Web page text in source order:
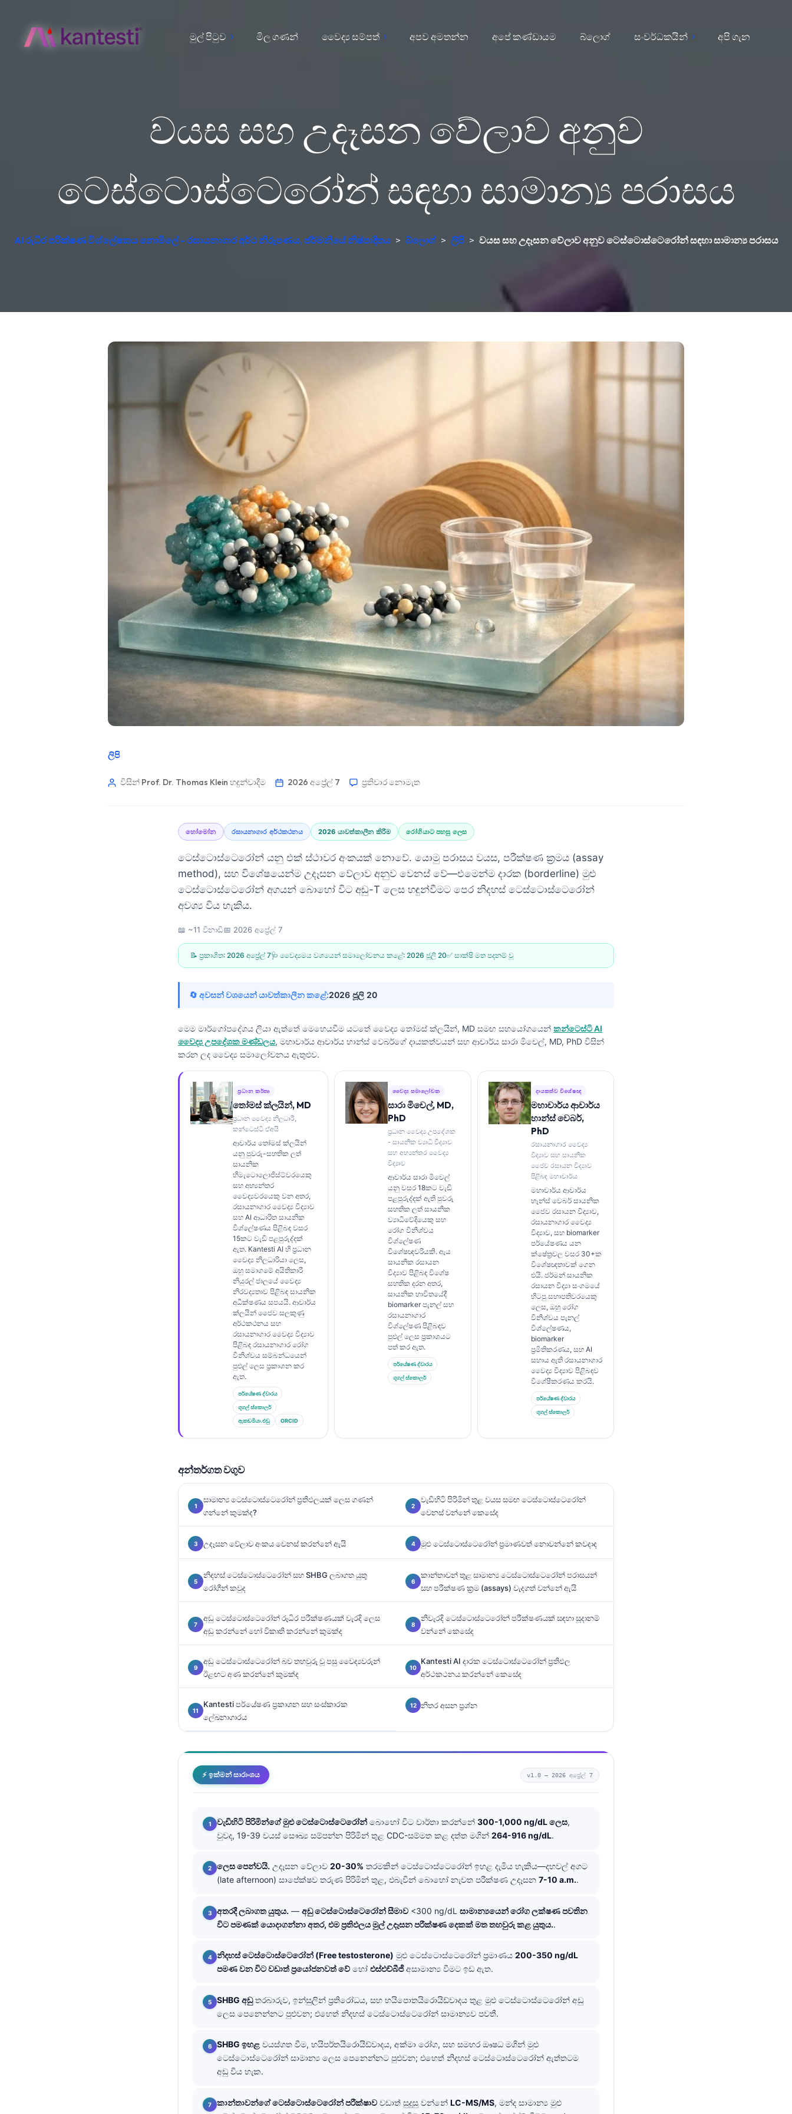
මුල් පිටුව මිල ගණන් වෛද්‍ය සම්පත් අපව අමතන්න අපේ කණ්ඩායම බ්ලොග් සංවර්ධකයින් අපි ගැන
වයස සහ උදෑසන වේලාව අනුව
ටෙස්ටොස්ටෙරෝන් සඳහා සාමාන්‍ය පරාසය
AI රුධිර පරීක්ෂණ විශ්ලේෂකය නොමිලේ - රසායනාගාර අර්ථ නිරූපණය, ජර්මනියේ නිෂ්පාදිතය > බ්ලොග් > ලිපි > වයස සහ උදෑසන වේලාව අනුව ටෙස්ටොස්ටෙරෝන් සඳහා සාමාන්‍ය පරාසය
ලිපි
විසින් Prof. Dr. Thomas Klein හඳුන්වාදීම 2026 අප්‍රේල් 7 ප්‍රතිචාර නොමැත
හෝමෝන රසායනාගාර අර්ථකථනය 2026 යාවත්කාලීන කිරීම රෝගියාට පහසු ලෙස
ටෙස්ටොස්ටෙරෝන් යනු එක් ස්ථාවර අංකයක් නොවේ. යොමු පරාසය වයස, පරීක්ෂණ ක්‍රමය (assay
method), සහ විශේෂයෙන්ම උදෑසන වේලාව අනුව වෙනස් වේ—එමෙන්ම දාරක (borderline) මුළු
ටෙස්ටොස්ටෙරෝන් අගයන් බොහෝ විට අඩු-T ලෙස හඳුන්වීමට පෙර නිදහස් ටෙස්ටොස්ටෙරෝන්
අවශ්‍ය විය හැකිය.
📖 ~11 විනාඩි📅 2026 අප්‍රේල් 7
📝 ප්‍රකාශිත: 2026 අප්‍රේල් 7🩺 වෛද්‍යමය වශයෙන් සමාලෝචනය කළේ: 2026 ජූලි 20✅ සාක්ෂි මත පදනම් වූ
🔄 අවසන් වශයෙන් යාවත්කාලීන කළේ:2026 ජූලි 20
මෙම මාර්ගෝපදේශය ලියා ඇත්තේ මෙහෙයවීම යටතේ වෛද්‍ය තෝමස් ක්ලයින්, MD සමඟ සහයෝගයෙන් කන්ටෙස්ටි AI
වෛද්‍ය උපදේශක මණ්ඩලය, මහාචාර්ය ආචාර්ය හාන්ස් වෙබර්ගේ දායකත්වයන් සහ ආචාර්ය සාරා මිචෙල්, MD, PhD විසින්
කරන ලද වෛද්‍ය සමාලෝචනය ඇතුළුව.
ප්‍රධාන කර්තෘ
තෝමස් ක්ලයින්, MD
ප්‍රධාන වෛද්‍ය නිලධාරී,
කන්ටෙස්ටි ඒඅයි
ආචාර්ය තෝමස් ක්ලයින්
යනු පුවරු-සහතික ලත්
සායනික
හීමැටොලොජිස්ට්වරයෙකු
සහ අභ්‍යන්තර
වෛද්‍යවරයෙකු වන අතර,
රසායනාගාර වෛද්‍ය විද්‍යාව
සහ AI ආධාරිත සායනික
විශ්ලේෂණය පිළිබඳ වසර
15කට වැඩි පළපුරුද්දක්
ඇත. Kantesti AI හි ප්‍රධාන
වෛද්‍ය නිලධාරියා ලෙස,
ඔහු සමාගමේ අයිතිකාරී
නියුරල් ජාලයේ වෛද්‍ය
නිරවද්‍යතාව පිළිබඳ සායනික
අධීක්ෂණය සපයයි. ආචාර්ය
ක්ලයින් ජෛව සලකුණු
අර්ථකථනය සහ
රසායනාගාර වෛද්‍ය විද්‍යාව
පිළිබඳ රසායනාගාර රෝග
විනිශ්චය සම්බන්ධයෙන්
පුළුල් ලෙස ප්‍රකාශන කර
ඇත.
පර්යේෂණ ද්වාරය
ගූගල් ස්කොලර්
ඇකඩමියා.එඩු ORCID
වෛද්‍ය සමාලෝචක
සාරා මිචෙල්, MD,
PhD
ප්‍රධාන වෛද්‍ය උපදේශක
- සායනික ව්‍යාධි විද්‍යාව
සහ අභ්‍යන්තර වෛද්‍ය
විද්‍යාව
ආචාර්ය සාරා මිචෙල්
යනු වසර 18කට වැඩි
පළපුරුද්දක් ඇති පුවරු
සහතික ලත් සායනික
ව්‍යාධිවේදියෙකු සහ
රෝග විනිශ්චය
විශ්ලේෂණ
විශේෂඥවරියකි. ඇය
සායනික රසායන
විද්‍යාව පිළිබඳ විශේෂ
සහතික දරන අතර,
සායනික භාවිතයේදී
biomarker පැනල් සහ
රසායනාගාර
විශ්ලේෂණ පිළිබඳව
පුළුල් ලෙස ප්‍රකාශයට
පත් කර ඇත.
පර්යේෂණ ද්වාරය
ගූගල් ස්කොලර්
දායකත්ව විශේෂඥ
මහාචාර්ය ආචාර්ය
හාන්ස් වෙබර්,
PhD
රසායනාගාර වෛද්‍ය
විද්‍යාව සහ සායනික
ජෛව රසායන විද්‍යාව
පිළිබඳ මහාචාර්ය
මහාචාර්ය ආචාර්ය
හෑන්ස් වෙබර් සායනික
ජෛව රසායන විද්‍යාව,
රසායනාගාර වෛද්‍ය
විද්‍යාව, සහ biomarker
පර්යේෂණය යන
ක්ෂේත්‍රවල වසර 30+ක
විශේෂඥතාවක් ගෙන
එයි. ජර්මන් සායනික
රසායන විද්‍යා සංගමයේ
හිටපු සභාපතිවරයෙකු
ලෙස, ඔහු රෝග
විනිශ්චය පැනල්
විශ්ලේෂණය,
biomarker
ප්‍රමිතිකරණය, සහ AI
සහාය ඇති රසායනාගාර
වෛද්‍ය විද්‍යාව පිළිබඳව
විශේෂීකරණය කරයි.
පර්යේෂණ ද්වාරය
ගූගල් ස්කොලර්
අන්තර්ගත වගුව
සාමාන්‍ය ටෙස්ටොස්ටෙරෝන් ප්‍රතිඵලයක් ලෙස ගණන්
ගන්නේ කුමක්ද?
වැඩිහිටි පිරිමින් තුළ වයස සමඟ ටෙස්ටොස්ටෙරෝන්
වෙනස් වන්නේ කෙසේද
උදෑසන වේලාව අංකය වෙනස් කරන්නේ ඇයි මුළු ටෙස්ටොස්ටෙරෝන් ප්‍රමාණවත් නොවන්නේ කවදාද
නිදහස් ටෙස්ටොස්ටෙරෝන් සහ SHBG ලබාගත යුතු
රෝගීන් කවුද
කාන්තාවන් තුළ සාමාන්‍ය ටෙස්ටොස්ටෙරෝන් පරාසයන්
සහ පරීක්ෂණ ක්‍රම (assays) වැදගත් වන්නේ ඇයි
අඩු ටෙස්ටොස්ටෙරෝන් රුධිර පරීක්ෂණයක් වැරදි ලෙස
අඩු කරන්නේ හෝ විකෘති කරන්නේ කුමක්ද
නිවැරදි ටෙස්ටොස්ටෙරෝන් පරීක්ෂණයක් සඳහා සූදානම්
වන්නේ කෙසේද
අඩු ටෙස්ටොස්ටෙරෝන් බව තහවුරු වූ පසු වෛද්‍යවරුන්
ඊළඟට අණ කරන්නේ කුමක්ද
Kantesti AI දාරක ටෙස්ටොස්ටෙරෝන් ප්‍රතිඵල
අර්ථකථනය කරන්නේ කෙසේද
Kantesti පර්යේෂණ ප්‍රකාශන සහ සංස්කාරක
ලේඛනාගාරය
නිතර අසන ප්‍රශ්න
⚡ ඉක්මන් සාරාංශය v1.0 — 2026 අප්‍රේල් 7
වැඩිහිටි පිරිමින්ගේ මුළු ටෙස්ටොස්ටෙරෝන්බොහෝ විට වාර්තා කරන්නේ 300-1,000 ng/dL ලෙස,
වුවද, 19-39 වයස් සෞඛ්‍ය සම්පන්න පිරිමින් තුළ CDC-සම්මත කළ දත්ත මගින් 264-916 ng/dL.
ලෙස පෙන්වයි. උදෑසන වේලාව 20-30% තරමකින් ටෙස්ටොස්ටෙරෝන් ඉහළ දැමිය හැකිය—දහවල් අගට
(late afternoon) සාපේක්ෂව තරුණ පිරිමින් තුළ, එබැවින් බොහෝ නැවත පරීක්ෂණ උදෑසන 7-10 a.m..
අතරදී ලබාගත යුතුය. — අඩු ටෙස්ටොස්ටෙරෝන් සීමාව <300 ng/dL සාමාන්‍යයෙන් රෝග ලක්ෂණ පවතින
විට පමණක් යොදාගන්නා අතර, එම ප්‍රතිඵලය මුල් උදෑසන පරීක්ෂණ දෙකක් මත තහවුරු කළ යුතුය..
නිදහස් ටෙස්ටොස්ටෙරෝන් (Free testosterone) මුළු ටෙස්ටොස්ටෙරෝන් ප්‍රමාණය 200-350 ng/dL
පමණ වන විට වඩාත් ප්‍රයෝජනවත් වේ හෝ එස්එච්බීජීඅසාමාන්‍ය වීමට ඉඩ ඇත.
SHBG අඩුතරබාරුව, ඉන්සුලින් ප්‍රතිරෝධය, සහ හයිපොතයිරොයිඩ්වාදය තුළ මුළු ටෙස්ටොස්ටෙරෝන් අඩු
ලෙස පෙනෙන්නට පුළුවන; එහෙත් නිදහස් ටෙස්ටොස්ටෙරෝන් සාමාන්‍යව පවතී.
SHBG ඉහළ වයස්ගත වීම, හයිපර්තයිරොයිඩ්වාදය, අක්මා රෝග, සහ සමහර ඖෂධ මගින් මුළු
ටෙස්ටොස්ටෙරෝන් සාමාන්‍ය ලෙස පෙනෙන්නට පුළුවන; එහෙත් නිදහස් ටෙස්ටොස්ටෙරෝන් ඇත්තටම
අඩු විය හැක.
කාන්තාවන්ගේ ටෙස්ටොස්ටෙරෝන් පරීක්ෂාව වඩාත් සුදුසු වන්නේ LC-MS/MS, මන්ද සාමාන්‍ය මුළු